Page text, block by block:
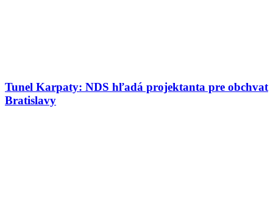
Tunel Karpaty: NDS hľadá projektanta pre obchvat
Bratislavy